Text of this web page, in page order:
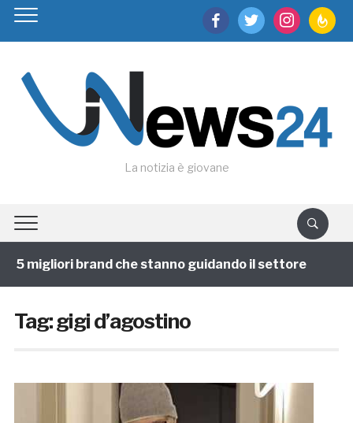
facebooktwitter instagram
La notizia è giovane
migliori brand che stanno guidando il settore
Tag:gigi d’agostino